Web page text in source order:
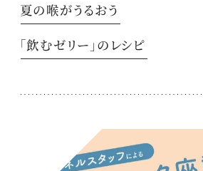
夏の喉がうるおう
「飲むゼリー」のレシピ